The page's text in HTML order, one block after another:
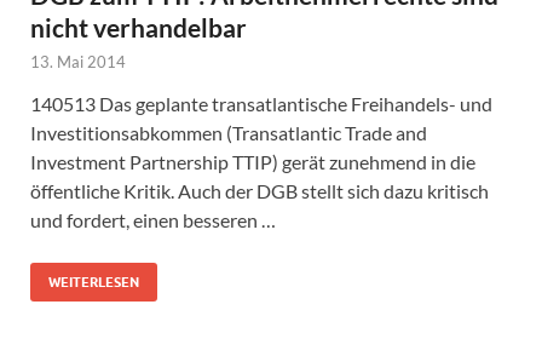
nicht verhandelbar
13. Mai 2014
140513 Das geplante transatlantische Freihandels- und
Investitionsabkommen (Transatlantic Trade and
Investment Partnership TTIP) gerät zunehmend in die
öffentliche Kritik. Auch der DGB stellt sich dazu kritisch
und fordert, einen besseren …
WEITERLESEN